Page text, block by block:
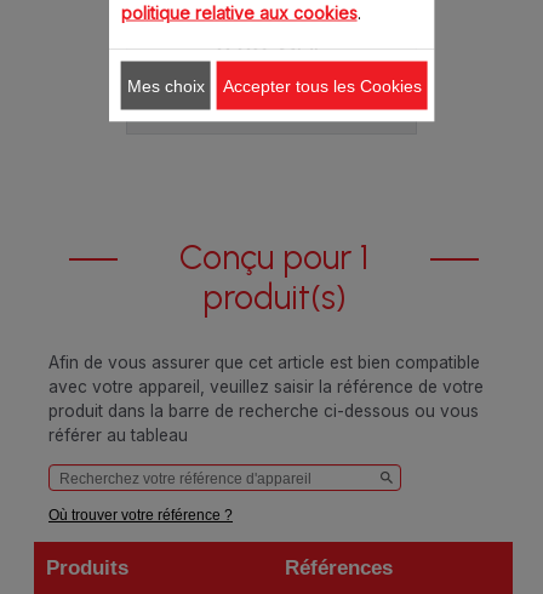
5.50 CHF
Ajouter au panier
Conçu pour 1
produit(s)
Afin de vous assurer que cet article est bien compatible
avec votre appareil, veuillez saisir la référence de votre
produit dans la barre de recherche ci-dessous ou vous
référer au tableau
Où trouver votre référence ?
Produits
Références
politique relative aux cookies.
Mes choix Accepter tous les Cookies